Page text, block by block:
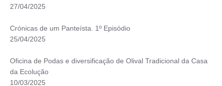
27/04/2025
Crónicas de um Panteísta. 1º Episódio
25/04/2025
Oficina de Podas e diversificação de Olival Tradicional da Casa
da Ecolução
10/03/2025